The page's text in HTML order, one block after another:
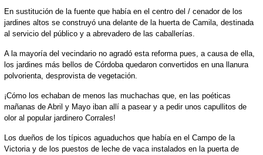
En sustitución de la fuente que había en el centro del / cenador de los
jardines altos se construyó una delante de la huerta de Camila, destinada
al servicio del público y a abrevadero de las caballerías.
A la mayoría del vecindario no agradó esta reforma pues, a causa de ella,
los jardines más bellos de Córdoba quedaron convertidos en una llanura
polvorienta, desprovista de vegetación.
¡Cómo los echaban de menos las muchachas que, en las poéticas
mañanas de Abril y Mayo iban allí a pasear y a pedir unos capullitos de
olor al popular jardinero Corrales!
Los dueños de los típicos aguaduchos que había en el Campo de la
Victoria y de los puestos de leche de vaca instalados en la puerta de